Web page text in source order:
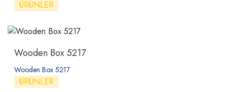
ÜRÜNLER
Wooden Box 5217
Wooden Box 5217
ÜRÜNLER